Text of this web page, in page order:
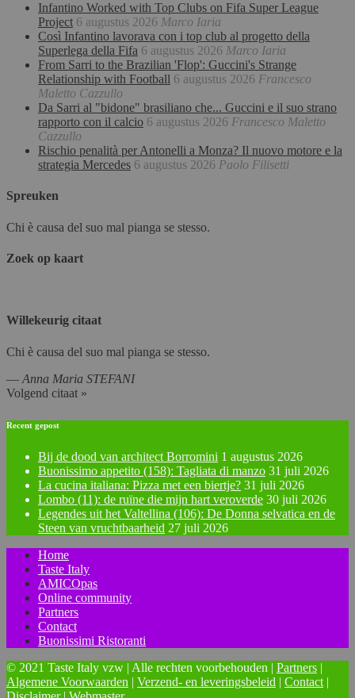
Infantino Worked with Top Clubs on Fifa Super League
Project 6 augustus 2026 Marco Iaria
Così Infantino lavorava con i top club al progetto della
Superlega della Fifa 6 augustus 2026 Marco Iaria
From Sarri to the Brazilian 'Flop': Guccini's Strange
Relationship with Football 6 augustus 2026 Francesco
Maletto Cazzullo
Da Sarri al "bidone" brasiliano che... Guccini e il suo strano
rapporto con il calcio 6 augustus 2026 Francesco Maletto
Cazzullo
Rischio penalità per Antonelli a Monza? Il nuovo motore e la
strategia Mercedes 6 augustus 2026 Paolo Filisetti
Spreuken
Chi è causa del suo mal pianga se stesso.
Zoek op kaart
Willekeurig citaat
Chi è causa del suo mal pianga se stesso.
— Anna Maria STEFANI
Volgend citaat »
Recent gepost
Bij de dood van architect Borromini 1 augustus 2026
Buonissimo appetito (158): Tagliata di manzo 31 juli 2026
La cucina italiana: Pizza met een biertje? 31 juli 2026
Lombo (11): de ruïne die mijn hart veroverde 30 juli 2026
Legendes uit het Valtellina (106): De Donna selvatica en de
Steen van vruchtbaarheid 27 juli 2026
Home
Taste Italy
AMICOpas
Online community
Partners
Contact
Buonissimi Ristoranti
© 2021 Taste Italy vzw | Alle rechten voorbehouden | Partners |
Algemene Voorwaarden | Verzend- en leveringsbeleid | Contact |